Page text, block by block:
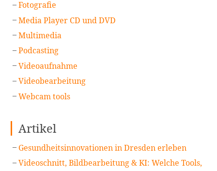
Fotografie
Media Player CD und DVD
Multimedia
Podcasting
Videoaufnahme
Videobearbeitung
Webcam tools
Artikel
Gesundheitsinnovationen in Dresden erleben
Videoschnitt, Bildbearbeitung & KI: Welche Tools,